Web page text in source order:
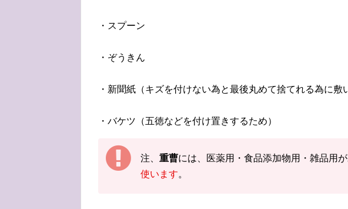
・スプーン
・ぞうきん
・新聞紙（キズを付けない為と最後丸めて捨てれる為に敷
・バケツ（五徳などを付け置きするため）
注、 重曹には、医薬用・食品添加物用・雑品用
使います。